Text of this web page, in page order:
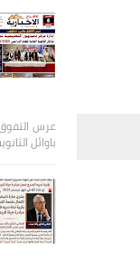
عرس
باوائل الثانويه